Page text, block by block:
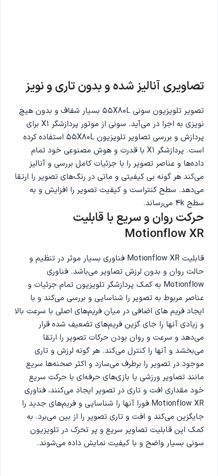
تصاویری آنالیز شده و بدون تاری و نویز
تصویر تلویزیون سونی 55X80L بسیار شفاف و بدون هیچ
نویزی به اجرا در می‌آید. سونی از موتور پردازشگر X1 برای
پردازش و بررسی تصاویر تلویزیون 55X80L استفاده کرده
است. پردازشگر X1 با قدرت و هوش مصنوعی خود تمام
داده‌ها و عناصر تصویر را با جزئیات کامل بررسی و آنالیز
می‌کند هر گونه بی کیفیتی و ماتی در رنگ‌های تصویر را ارتقا
می‌دهد. سطح کنتراست و کیفیت تصویر را افزایش و به
سطح 4k می‌رساند.
حرکت روان و سریع با قابلیت
Motionflow XR
قابلیت Motionflow XR فناوری بسیار موثر در تنظیم و
حالت روان و بدون لرزش تصاویر می‌باشد. فناوری
Motionflow به کمک پردازشگر تلویزیون تمام جزئیات و
عناصر مربوط به تصویر را شناسایی و بررسی می‌کند و با
ایجاد فریم های اضافی در میان فریم‌های اصلی با سرعت بالا
و زیادی آنها را جای گزین فریم‌های تضعیف شده قرار
می‌دهد و سرعت و روان بودن حرکات تصویر را ارتقا
می‌بخشد و آنها را کنترل می‌کند. هر گونه لرزش و تاری
موجود در تصویر را برطرف می‌سازد و اکثر صحنه‌ها سریع
مانند تصاویر ورزشی یا بازی‌های حرفه‌ای با حرکت سریع
خود مقداری افت و تاری در تصویر ایجاد می‌کنند، فناوری
Motionflow XR فورا آنها را شناسایی و فریم‌های جدید را
جایگزین می‌کند و افت و تاری تصویر را از بین می‌برد. به
کمک این قابلیت تصاویر سریع و پر تحرک در تلویزیون
سونی بسیار واضح و با کیفیت نمایش داده می‌شوند.